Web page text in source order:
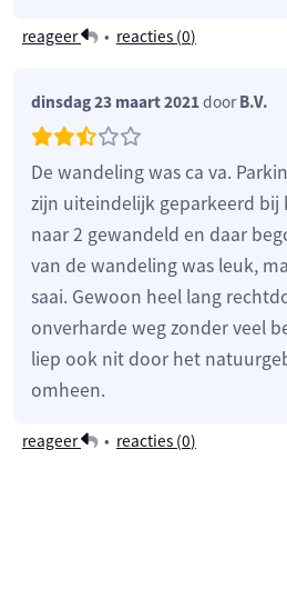
reageer • reacties (0)
dinsdag 23 maart 2021doorB.V.
De wandeling was ca va.
zijn uiteindelijk geparkeerd
naar 2 gewandeld en daar
van de wandeling was leuk,
saai. Gewoon heel lang
onverharde weg zonder veel
liep ook nit door het
omheen.
reageer • reacties (0)